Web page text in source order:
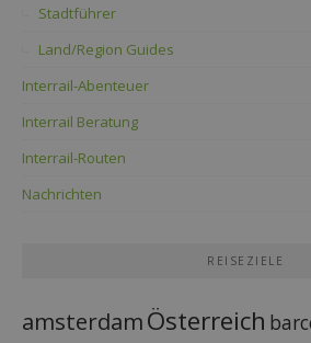
Stadtführer
Land/Region Guides
Interrail-Abenteuer
Interrail Beratung
Interrail-Routen
Nachrichten
REISEZIELE
amsterdamÖsterreich